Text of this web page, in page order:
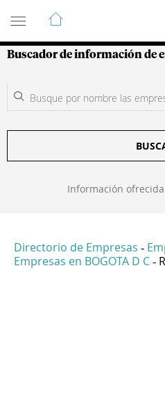
Guía de Empresas
Buscador de información de
Información
Directorio de Empresas -
Empresas en BOGOTA D C -